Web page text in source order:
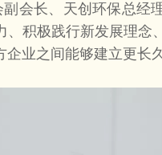
会长、天创环保总经
、积极践行新发展理念
业之间能够建立更长